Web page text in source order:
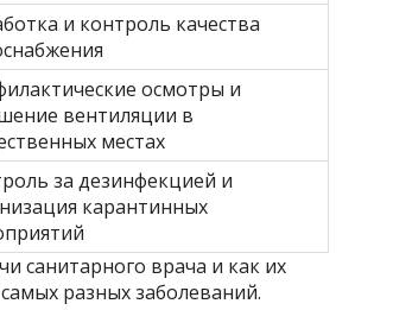
и контроль качества
осмотры и
вентиляции в
местах
за дезинфекцией и
карантинных
санитарного врача и как их
разных заболеваний.